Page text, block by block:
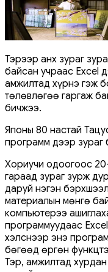
Тэрээр анх зураг
байсан учраас Excel
амжилтад хүрнэ гэж
төлөвлөгөө гаргаж
бичжээ.
Японы 80 настай
программ дээр зураг
Хориучи одоогоос
гараад зураг зурж
даруй нэгэн
материалын мөнгө
компьютерээ
программуудаас
хэлснээр энэ
бөгөөд өргөн
Тэр, амжилтад